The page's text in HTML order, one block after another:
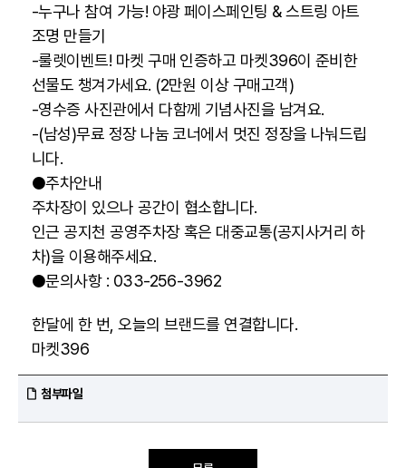
-누구나 참여 가능! 야광 페이스페인팅 & 스트링 아트
조명 만들기
-룰렛이벤트! 마켓 구매 인증하고 마켓396이 준비한
선물도 챙겨가세요. (2만원 이상 구매고객)
-영수증 사진관에서 다함께 기념사진을 남겨요.
-(남성)무료 정장 나눔 코너에서 멋진 정장을 나눠드립
니다.
●주차안내
주차장이 있으나 공간이 협소합니다.
인근 공지천 공영주차장 혹은 대중교통(공지사거리 하
차)을 이용해주세요.
●문의사항 : 033-256-3962
한달에 한 번, 오늘의 브랜드를 연결합니다.
마켓396
첨부파일